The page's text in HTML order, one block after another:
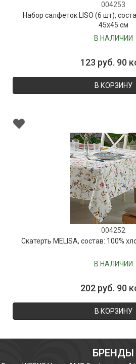
004253
Набор салфеток LISO (6 шт),
45х45 см
В НАЛИЧИИ
123 руб. 90
В КОРЗИНУ
004252
Скатерть MELISA, состав: 100%
В НАЛИЧИИ
202 руб. 90
В КОРЗИНУ
БРЕНДЫ